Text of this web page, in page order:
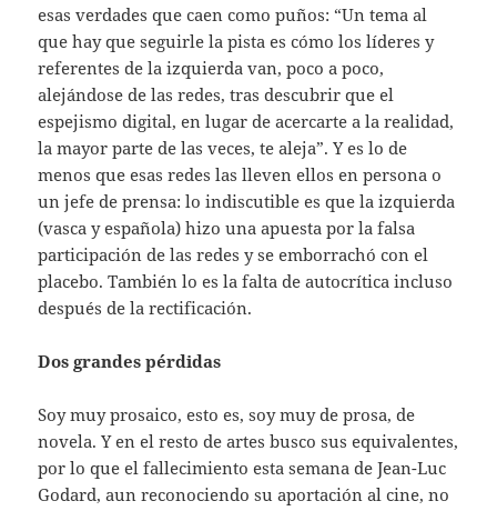
esas verdades que caen como puños: “Un tema al
que hay que seguirle la pista es cómo los líderes y
referentes de la izquierda van, poco a poco,
alejándose de las redes, tras descubrir que el
espejismo digital, en lugar de acercarte a la realidad,
la mayor parte de las veces, te aleja”. Y es lo de
menos que esas redes las lleven ellos en persona o
un jefe de prensa: lo indiscutible es que la izquierda
(vasca y española) hizo una apuesta por la falsa
participación de las redes y se emborrachó con el
placebo. También lo es la falta de autocrítica incluso
después de la rectificación.
Dos grandes pérdidas
Soy muy prosaico, esto es, soy muy de prosa, de
novela. Y en el resto de artes busco sus equivalentes,
por lo que el fallecimiento esta semana de Jean-Luc
Godard, aun reconociendo su aportación al cine, no